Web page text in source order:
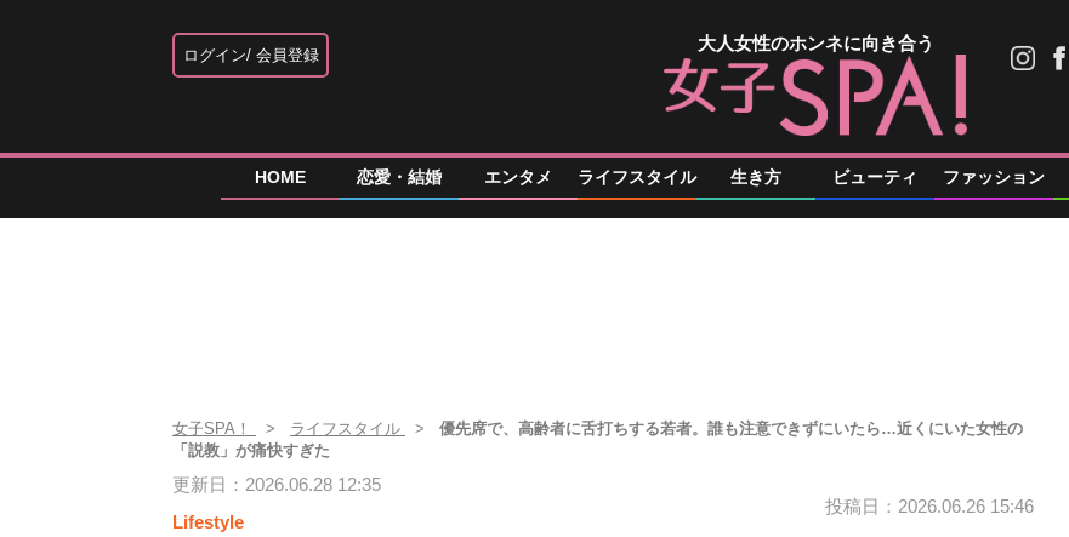
ログイン 会員登録
大人女性のホンネに向き合う
HOME 恋愛・結婚 エンタメ ライフスタイル 生き方 ビューティ ファッション
女子SPA！ ライフスタイル
優先席で、高齢者に舌打ちする若者。誰も注意できずにいたら…近くにいた女性の
「説教」が痛快すぎた
更新日：2026.06.28 12:35
Lifestyle
投稿日：2026.06.26 15:46